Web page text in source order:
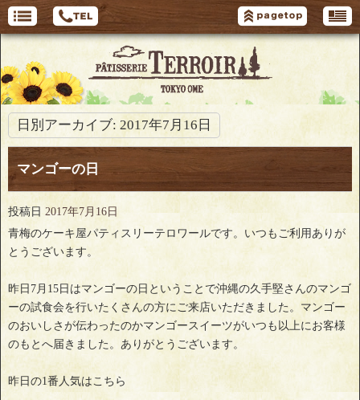
日別アーカイブ: 2017年7月16日
マンゴーの日
投稿日 2017年7月16日
青梅のケーキ屋パティスリーテロワールです。いつもご利用ありが
とうございます。
昨日7月15日はマンゴーの日ということで沖縄の久手堅さんのマンゴ
ーの試食会を行いたくさんの方にご来店いただきました。マンゴー
のおいしさが伝わったのかマンゴースイーツがいつも以上にお客様
のもとへ届きました。ありがとうございます。
昨日の1番人気はこちら